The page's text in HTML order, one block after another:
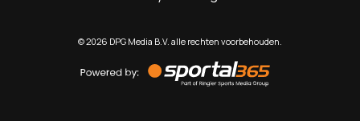
©2026 DPG Media B.V. alle rechten voorbehouden.
by
Sportal365